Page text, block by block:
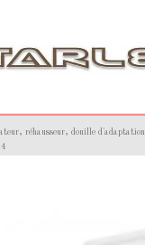
réhausseur, douille d'adaptation